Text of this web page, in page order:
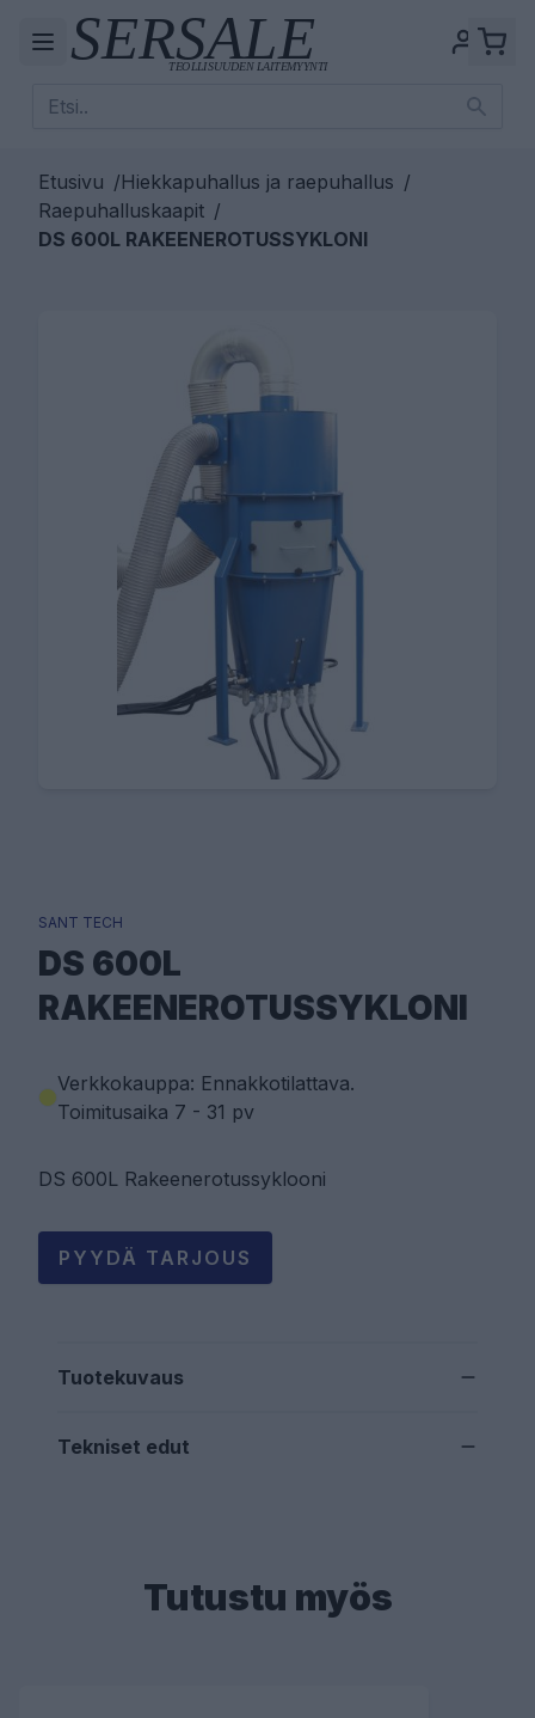
Etusivu /Hiekkapuhallus ja raepuhallus /
Raepuhalluskaapit /
DS 600L RAKEENEROTUSSYKLONI
SANT TECH
DS 600L
RAKEENEROTUSSYKLONI
Verkkokauppa: Ennakkotilattava.
Toimitusaika 7 - 31 pv
DS 600L Rakeenerotussyklooni
PYYDÄ TARJOUS
Tuotekuvaus
Tekniset edut
Tutustu myös